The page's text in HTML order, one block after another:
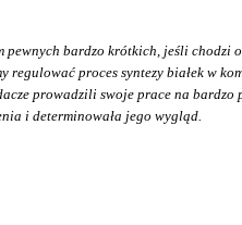
bardzo krótkich, jeśli chodzi o
proces syntezy białek w
prowadzili swoje prace na
i determinowała jego wygląd.